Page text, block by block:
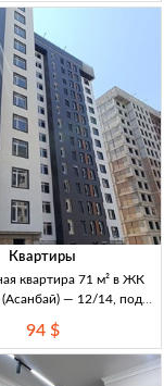
НЕ угл., раздельный
санузе
Квартиры
квартира 71 м² в ЖК
(Асанбай) — 12/14, под
Элит Хаус, ПСО, новый
район, транспортная
до
94 $